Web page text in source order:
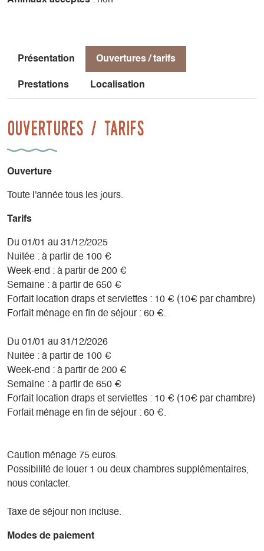
Présentation Ouvertures / tarifs
Prestations Localisation
Ouvertures / tarifs
Ouverture
Toute l'année tous les jours.
Tarifs
Du 01/01 au 31/12/2025
Nuitée : à partir de 100 €
Week-end : à partir de 200 €
Semaine : à partir de 650 €
Forfait location draps et serviettes : 10 € (10€ par chambre)
Forfait ménage en fin de séjour : 60 €.
Du 01/01 au 31/12/2026
Nuitée : à partir de 100 €
Week-end : à partir de 200 €
Semaine : à partir de 650 €
Forfait location draps et serviettes : 10 € (10€ par chambre)
Forfait ménage en fin de séjour : 60 €.
Caution ménage 75 euros.
Possibilité de louer 1 ou deux chambres supplémentaires,
nous contacter.
Taxe de séjour non incluse.
Modes de paiement